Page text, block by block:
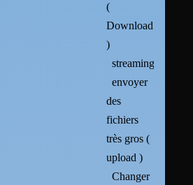
(
Download
)
streaming
envoyer
des
fichiers
très gros (
upload )
Changer